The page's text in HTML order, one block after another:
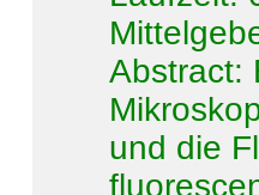
Abstract:
und die